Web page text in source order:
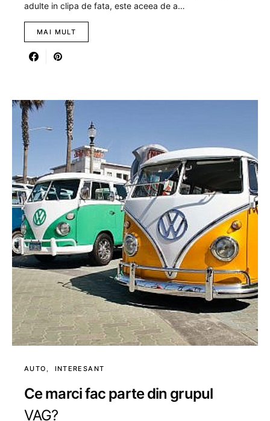
adulte in clipa de fata, este aceea de a…
MAI MULT
AUTO INTERESANT
Ce marci fac parte din grupul
VAG?